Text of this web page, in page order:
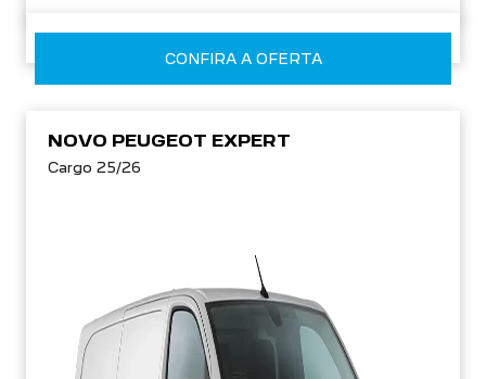
CONFIRA A OFERTA
NOVO PEUGEOT EXPERT
Cargo 25/26